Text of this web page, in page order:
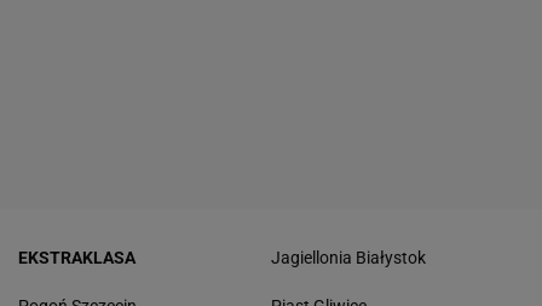
EKSTRAKLASA Jagiellonia Białystok